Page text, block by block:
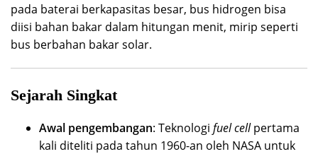
pada baterai berkapasitas besar, bus hidrogen bisa
diisi bahan bakar dalam hitungan menit, mirip seperti
bus berbahan bakar solar.
Sejarah Singkat
Awal pengembangan: Teknologi fuel cellpertama
kali diteliti pada tahun 1960-an oleh NASA untuk